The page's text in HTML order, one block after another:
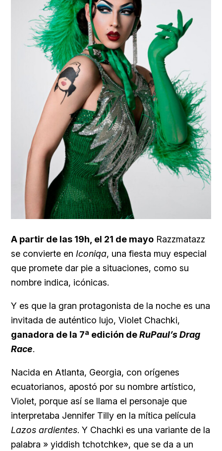
A partir de las 19h, el 21 de mayo Razzmatazz
se convierte en Iconiqa, una fiesta muy especial
que promete dar pie a situaciones, como su
nombre indica, icónicas.
Y es que la gran protagonista de la noche es una
invitada de auténtico lujo, Violet Chachki,
ganadora de la 7ª edición deRuPaul’s Drag
Race.
Nacida en Atlanta, Georgia, con orígenes
ecuatorianos, apostó por su nombre artístico,
Violet, porque así se llama el personaje que
interpretaba Jennifer Tilly en la mítica película
Lazos ardientes. Y Chachki es una variante de la
palabra » yiddish tchotchke», que se da a un